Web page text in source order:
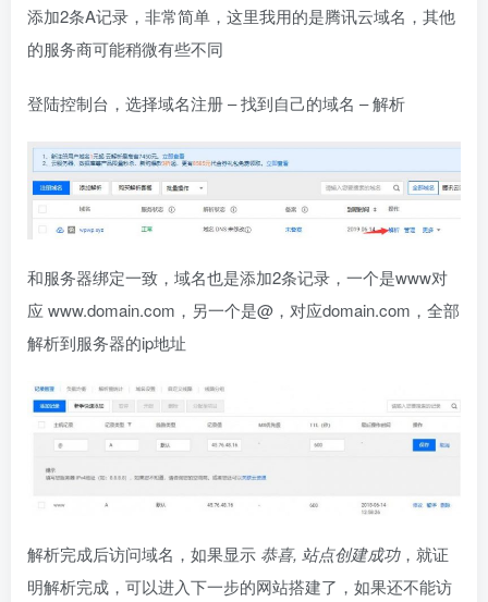
添加2条A记录，非常简单，这里我用的是腾讯云域名，其他
的服务商可能稍微有些不同
登陆控制台，选择域名注册 – 找到自己的域名 – 解析
和服务器绑定一致，域名也是添加2条记录，一个是www对
应 www.domain.com，另一个是@，对应domain.com，全部
解析到服务器的ip地址
解析完成后访问域名，如果显示 恭喜, 站点创建成功，就证
明解析完成，可以进入下一步的网站搭建了，如果还不能访